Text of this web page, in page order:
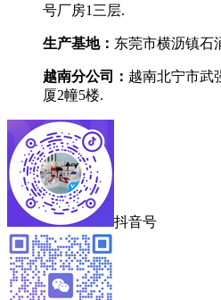
号厂房1三层.
生产基地： 东莞市横沥镇石
越南分公司： 越南北宁市武
厦2幢5楼.
抖音号